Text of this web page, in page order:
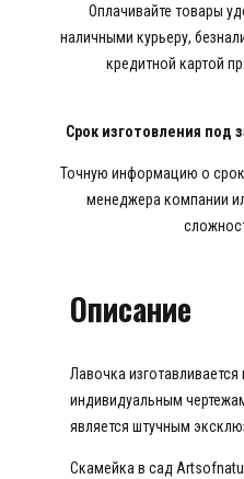
Оплачивайте товары
наличными курьеру,
кредитной картой
Срок изготовления под
Точную информацию о
менеджера компании
Описание
Лавочка
индивидуальным
является штучным
Скамейка в сад